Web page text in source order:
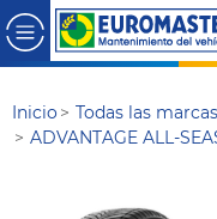
Inicio Todas las marcas
ADVANTAGE ALL-